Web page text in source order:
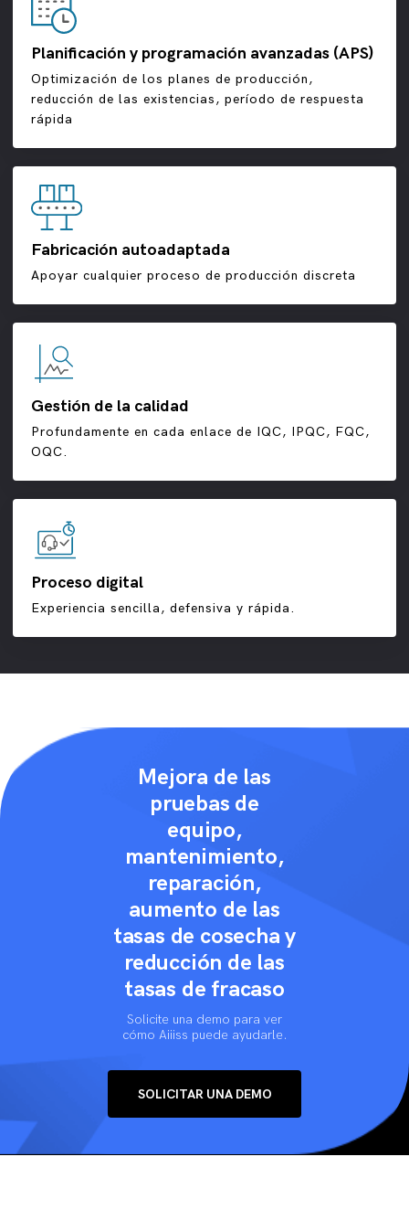
Planificación y programación avanzadas (APS)
Optimización de los planes de producción,
reducción de las existencias, período de respuesta
rápida
Fabricación autoadaptada
Apoyar cualquier proceso de producción discreta
Gestión de la calidad
Profundamente en cada enlace de IQC, IPQC, FQC,
OQC.
Proceso digital
Experiencia sencilla, defensiva y rápida.
Mejora de las
pruebas de
equipo,
mantenimiento,
reparación,
aumento de las
tasas de cosecha y
reducción de las
tasas de fracaso
Solicite una demo para ver
cómo Aiiiss puede ayudarle.
SOLICITAR UNA DEMO